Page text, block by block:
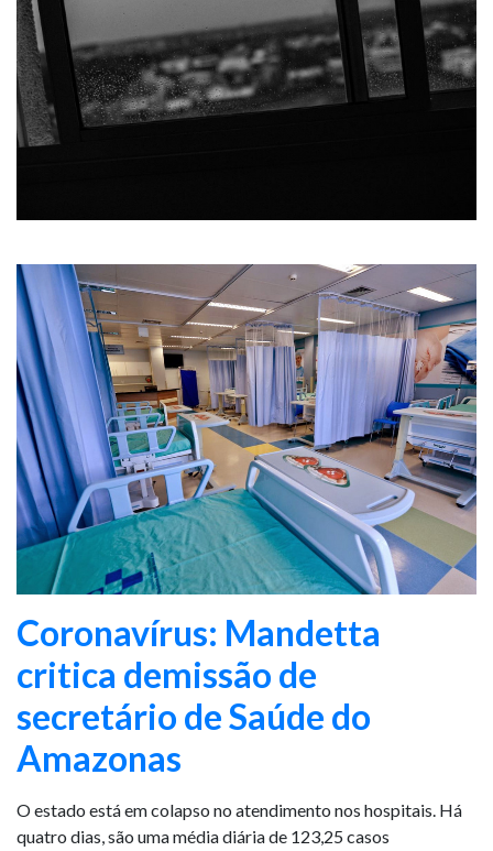
Coronavírus: Mandetta
critica demissão de
secretário de Saúde do
Amazonas
O estado está em colapso no atendimento nos hospitais. Há
quatro dias, são uma média diária de 123,25 casos